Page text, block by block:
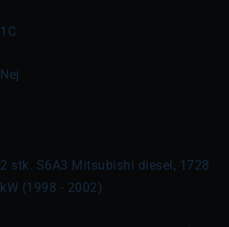
1C
Nej
2 stk. S6A3 Mitsubishi diesel, 1728
kW (1998 - 2002)